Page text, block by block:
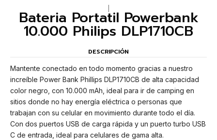
Bateria Portatil Powerbank
10.000 Philips DLP1710CB
DESCRIPCIÓN
Mantente conectado en todo momento gracias a nuestro
increíble Power Bank Phillips DLP1710CB de alta capacidad
color negro, con 10.000 mAh, ideal para ir de camping en
sitios donde no hay energía eléctrica o personas que
trabajan con su celular en movimiento durante todo el día.
Con dos puertos USB de carga rápida y un puerto turbo USB
C de entrada, ideal para celulares de gama alta.